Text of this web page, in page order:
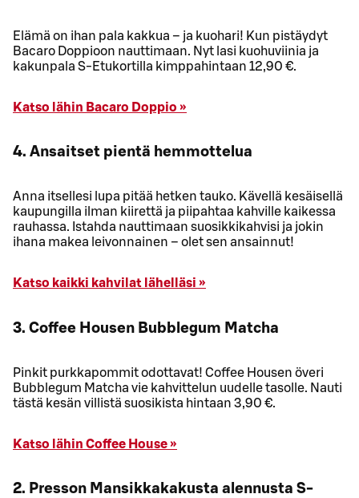
Elämä on ihan pala kakkua – ja kuohari! Kun pistäydyt
Bacaro Doppioon nauttimaan. Nyt lasi kuohuviinia ja
kakunpala S-Etukortilla kimppahintaan 12,90 €.
Katso lähin Bacaro Doppio »
4. Ansaitset pientä hemmottelua
Anna itsellesi lupa pitää hetken tauko. Kävellä kesäisellä
kaupungilla ilman kiirettä ja piipahtaa kahville kaikessa
rauhassa. Istahda nauttimaan suosikkikahvisi ja jokin
ihana makea leivonnainen – olet sen ansainnut!
Katso kaikki kahvilat lähelläsi »
3. Coffee Housen Bubblegum Matcha
Pinkit purkkapommit odottavat! Coffee Housen överi
Bubblegum Matcha vie kahvittelun uudelle tasolle. Nauti
tästä kesän villistä suosikista hintaan 3,90 €.
Katso lähin Coffee House »
2. Presson Mansikkakakusta alennusta S-